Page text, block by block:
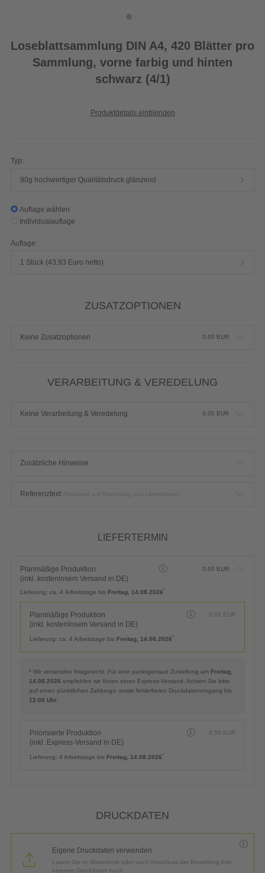
Loseblattsammlung DIN A4, 420 Blätter pro
Sammlung, vorne farbig und hinten
schwarz (4/1)
Produktdetails einblenden
Typ:
90g hochwertiger Qualitätsdruck glänzend
Auflage wählen
Individualauflage
Auflage:
1 Stück (43,93 Euro netto)
ZUSATZOPTIONEN
Keine Zusatzoptionen 0,00 EUR
VERARBEITUNG & VEREDELUNG
Keine Verarbeitung & Veredelung 0,00 EUR
Zusätzliche Hinweise
Referenztext
LIEFERTERMIN
Planmäßige Produktion
(inkl. kostenlosem Versand in DE)
0,00 EUR
Lieferung: ca. 4 Arbeitstage bis Freitag, 14.08.2026*
Planmäßige Produktion
(inkl. kostenlosem Versand in DE)
0,00 EUR
Lieferung: ca. 4 Arbeitstage bis Freitag, 14.08.2026*
* Wir versenden fristgerecht. Für eine punktgenaue Zustellung am Freitag,
14.08.2026 empfehlen wir Ihnen einen Express-Versand. Achten Sie bitte
auf einen pünktlichen Zahlungs- sowie fehlerfreien Druckdateneingang bis
12:00 Uhr
Priorisierte Produktion
(inkl. Express-Versand in DE)
6,50 EUR
Lieferung: 4 Arbeitstage bis Freitag, 14.08.2026*
DRUCKDATEN
Eigene Druckdaten verwenden
Laden Sie im Warenkorb oder nach Abschluss der Bestellung Ihre
eigenen Druckdaten hoch.